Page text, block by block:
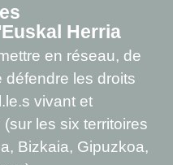
Herria
en réseau, de
défendre les droits
vivant et
les six territoires
Bizkaia, Gipuzkoa,